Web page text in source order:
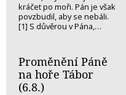
kráčet po moři. Pán je však
povzbudil, aby se nebáli.
[1] S důvěrou v Pána,…
Proměnění Páně
na hoře Tábor
(6.8.)